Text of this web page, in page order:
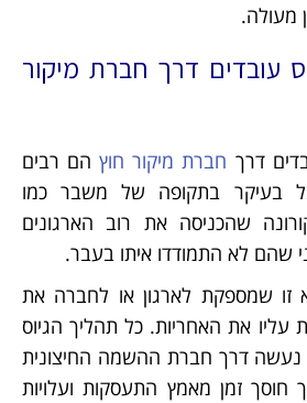
מעולה.
עובדים דרך חברת מיקור
דרך חברת מיקור חוץהם רבים
בעיקר בתקופה של משבר כמו
שהכניסה את רוב הארגונים
שהם לא התמודדו איתו בעבר.
זו שמספקת לארגון או לחברה את
עליו את האחריות. כל תהליך הגיוס
דרך חברת ההשמה החיצונית
חוסך זמן מאמץ התעסקות ועלויות